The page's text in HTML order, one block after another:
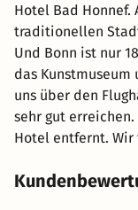
Hotel Bad Honnef.
traditionellen
Und Bonn ist nur
das Kunstmuseum
uns über den
sehr gut erreichen.
Hotel entfernt. Wir